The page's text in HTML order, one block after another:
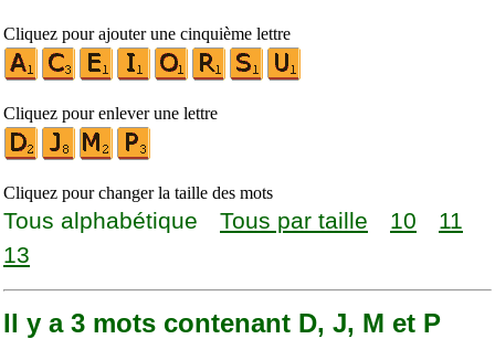
Cliquez pour ajouter une cinquième lettre
Cliquez pour enlever une lettre
Cliquez pour changer la taille des mots
Tous alphabétique Tous par taille 10
11
13
Il y a 3 mots contenant D, J, M et P